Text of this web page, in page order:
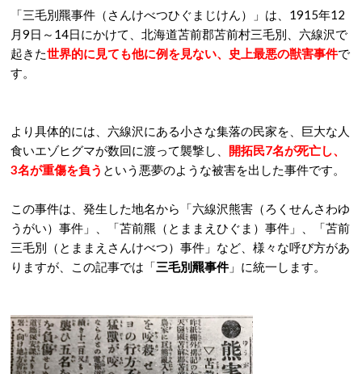
「三毛別羆事件（さんけべつひぐまじけん）」は、1915年12
月9日～14日にかけて、北海道苫前郡苫前村三毛別、六線沢で
起きた世界的に見ても他に例を見ない、史上最悪の獣害事件で
す。
より具体的には、六線沢にある小さな集落の民家を、巨大な人
食いエゾヒグマが数回に渡って襲撃し、 開拓民7名が死亡し、
3名が重傷を負う という悪夢のような被害を出した事件です。
この事件は、発生した地名から「六線沢熊害（ろくせんさわゆ
うがい）事件」、「苫前羆（とままえひぐま）事件」、「苫前
三毛別（とままえさんけべつ）事件」など、様々な呼び方があ
りますが、この記事では「三毛別羆事件」に統一します。